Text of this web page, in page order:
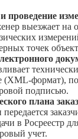
проведение
выезжает на
точек
(XML-формат),
подписью.
плана
в Росреестр
учет.